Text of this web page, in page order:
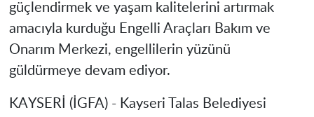
güçlendirmek ve yaşam kalitelerini artırmak
amacıyla kurduğu Engelli Araçları Bakım ve
Onarım Merkezi, engellilerin yüzünü
güldürmeye devam ediyor.
KAYSERİ (İGFA) - Kayseri Talas Belediyesi